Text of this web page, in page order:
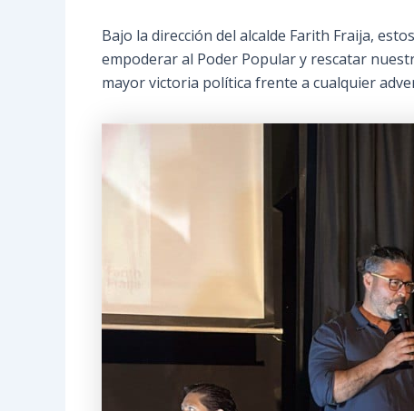
Bajo la dirección del alcalde Farith Fraija,
empoderar al Poder Popular y rescatar
mayor victoria política frente a cualquier